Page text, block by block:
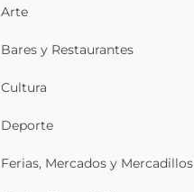
Arte
Bares y Restaurantes
Cultura
Deporte
Ferias, Mercados y Mercadillos